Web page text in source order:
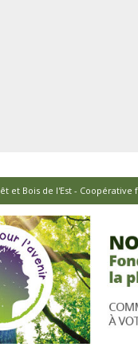
et Bois de l'Est -